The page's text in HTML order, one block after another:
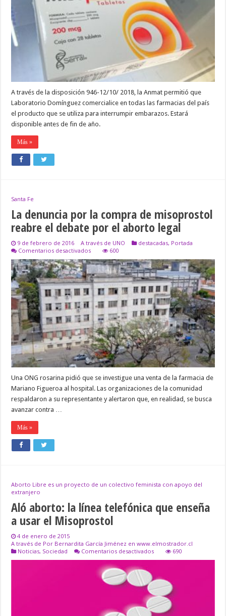
A través de la disposición 946-12/10/ 2018, la Anmat permitió que
Laboratorio Domínguez comercialice en todas las farmacias del país
el producto que se utiliza para interrumpir embarazos. Estará
disponible antes de fin de año.
Más »
Santa Fe
La denuncia por la compra de misoprostol
reabre el debate por el aborto legal
9 de febrero de 2016 A través de UNO destacadas, Portada
Comentarios desactivadosen
denuncia
por
la
compra
misoprostol
reabre
debate
por
el
aborto
legal
600
Una ONG rosarina pidió que se investigue una venta de la farmacia de
Mariano Figueroa al hospital. Las organizaciones de la comunidad
respaldaron a su representante y alertaron que, en realidad, se busca
avanzar contra …
Más »
Aborto Libre es un proyecto de un colectivo feminista con apoyo del
extranjero
Aló aborto: la línea telefónica que enseña
a usar el Misoprostol
4 de enero de 2015
A través de Por Bernardita García Jiménez en www.elmostrador.cl
Noticias, Sociedad Comentarios desactivadosen
Aló
línea
telefónica
que
enseña
a
690